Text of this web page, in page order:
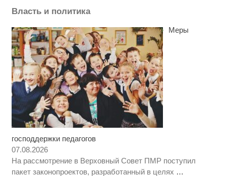
Власть и политика
Меры
господдержки педагогов
07.08.2026
На рассмотрение в Верховный Совет ПМР поступил
пакет законопроектов, разработанный в целях …
Ролик длится пару секунд, но
Этот танец невесты оставит вас